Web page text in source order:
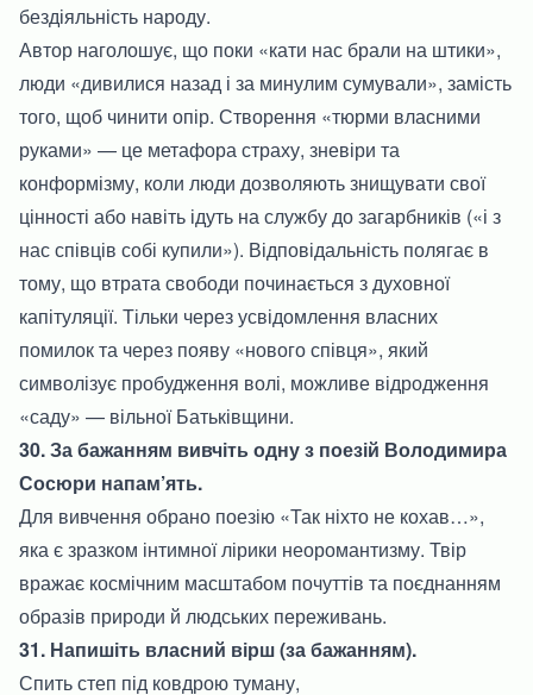
бездіяльність народу.
Автор наголошує, що поки «кати нас брали на штики»,
люди «дивилися назад і за минулим сумували», замість
того, щоб чинити опір. Створення «тюрми власними
руками» — це метафора страху, зневіри та
конформізму, коли люди дозволяють знищувати свої
цінності або навіть ідуть на службу до загарбників («і з
нас співців собі купили»). Відповідальність полягає в
тому, що втрата свободи починається з духовної
капітуляції. Тільки через усвідомлення власних
помилок та через появу «нового співця», який
символізує пробудження волі, можливе відродження
«саду» — вільної Батьківщини.
30. За бажанням вивчіть одну з поезій Володимира
Сосюри напам’ять.
Для вивчення обрано поезію «Так ніхто не кохав…»,
яка є зразком інтимної лірики неоромантизму. Твір
вражає космічним масштабом почуттів та поєднанням
образів природи й людських переживань.
31. Напишіть власний вірш (за бажанням).
Спить степ під ковдрою туману,